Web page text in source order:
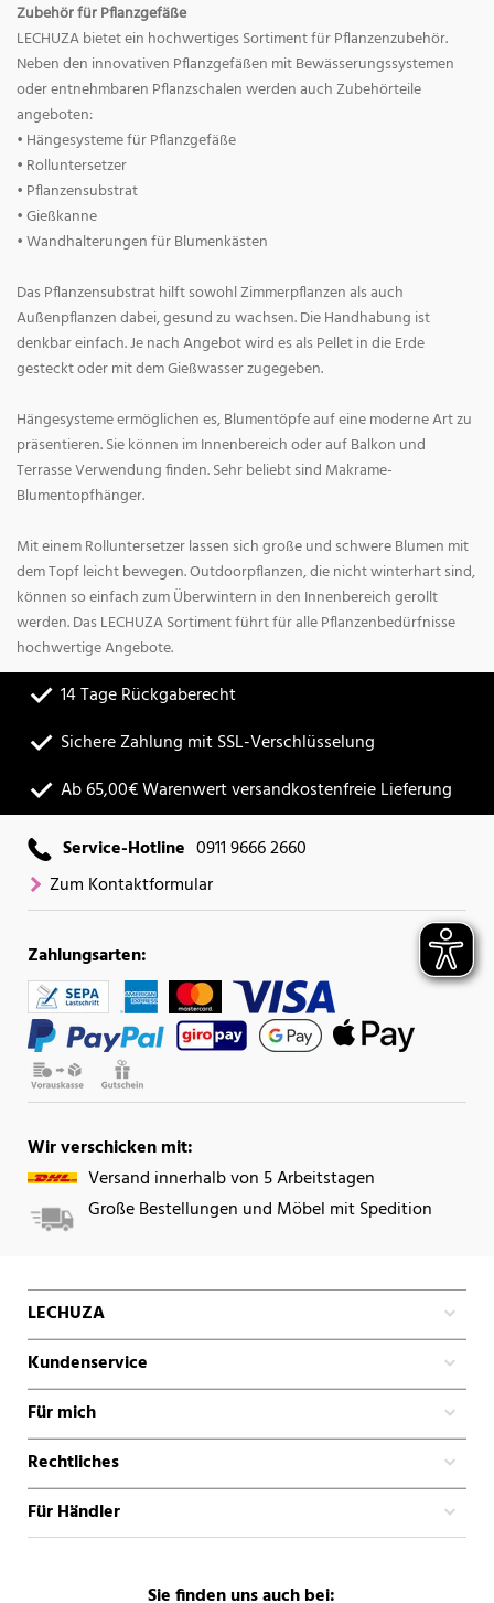
Zubehör für Pflanzgefäße
LECHUZA bietet ein hochwertiges Sortiment für Pflanzenzubehör.
Neben den innovativen Pflanzgefäßen mit Bewässerungssystemen
oder entnehmbaren Pflanzschalen werden auch Zubehörteile
angeboten:
• Hängesysteme für Pflanzgefäße
• Rolluntersetzer
• Pflanzensubstrat
• Gießkanne
• Wandhalterungen für Blumenkästen
Das Pflanzensubstrat hilft sowohl Zimmerpflanzen als auch
Außenpflanzen dabei, gesund zu wachsen. Die Handhabung ist
denkbar einfach. Je nach Angebot wird es als Pellet in die Erde
gesteckt oder mit dem Gießwasser zugegeben.
Hängesysteme ermöglichen es, Blumentöpfe auf eine moderne Art zu
präsentieren. Sie können im Innenbereich oder auf Balkon und
Terrasse Verwendung finden. Sehr beliebt sind Makrame-
Blumentopfhänger.
Mit einem Rolluntersetzer lassen sich große und schwere Blumen mit
dem Topf leicht bewegen. Outdoorpflanzen, die nicht winterhart sind,
können so einfach zum Überwintern in den Innenbereich gerollt
werden. Das LECHUZA Sortiment führt für alle Pflanzenbedürfnisse
hochwertige Angebote.
14 Tage Rückgaberecht
Sichere Zahlung mit SSL-Verschlüsselung
Ab 65,00€ Warenwert versandkostenfreie Lieferung
Service-Hotline 0911 9666 2660
Zum Kontaktformular
Zahlungsarten:
Wir verschicken mit:
Versand innerhalb von 5 Arbeitstagen
Große Bestellungen und Möbel mit Spedition
LECHUZA
Kundenservice
Für mich
Rechtliches
Für Händler
Sie finden uns auch bei: